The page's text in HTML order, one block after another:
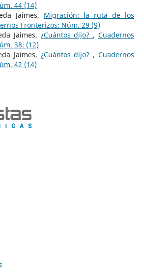
44 (14)
Jaimes, Migración: la ruta de los
Fronterizos: Núm. 29 (9)
Jaimes, ¿Cuántos dijo? ,Cuadernos
38: (12)
Jaimes, ¿Cuántos dijo? ,Cuadernos
42 (14)